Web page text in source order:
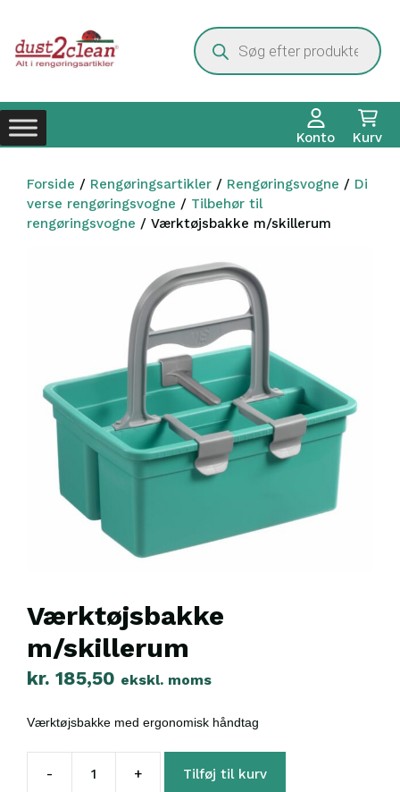
indhold
Products
search
Konto Kurv
Forside / Rengøringsartikler / Rengøringsvogne / Di
verse rengøringsvogne / Tilbehør til
rengøringsvogne / Værktøjsbakke m/skillerum
Værktøjsbakke
m/skillerum
kr. 185,50 ekskl. moms
Værktøjsbakke med ergonomisk håndtag
-
Værktøjsbakke
+ Tilføj til kurv